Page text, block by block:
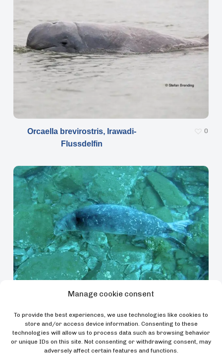
Manage cookie consent
To provide the best experiences, we use technologies like cookies to
store and/or access device information. Consenting to these
technologies will allow us to process data such as browsing behavior
or unique IDs on this site. Not consenting or withdrawing consent, may
adversely affect certain features and functions.
Orcaella brevirostris, Irawadi-
Flussdelfin
0
Mönchsrobbe